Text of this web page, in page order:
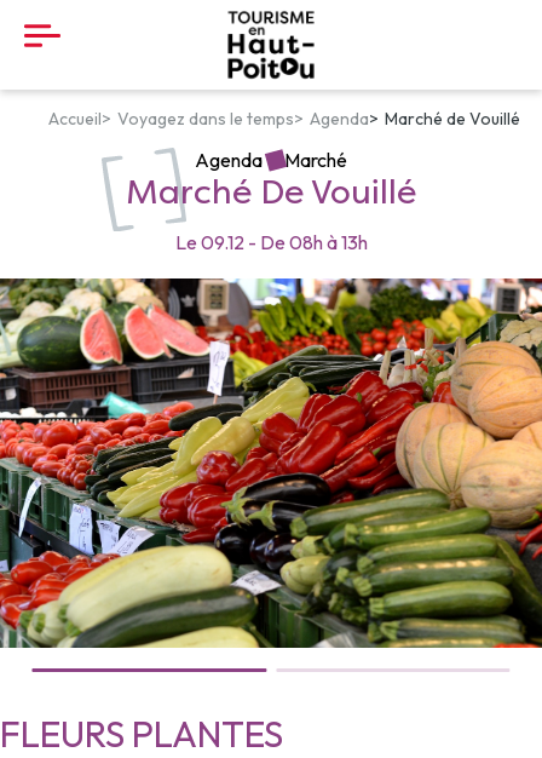
Panneau de gestion des cookies
Accueil Voyagez dans le temps Agenda Marché de Vouillé
Agenda Marché
Marché De Vouillé
Le 09.12 - De 08hà13h
FLEURS PLANTES